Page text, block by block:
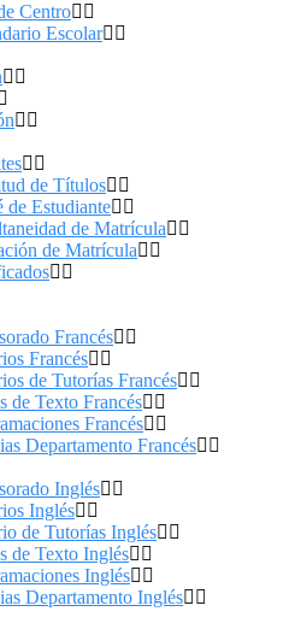
Centro
Escolar
de Títulos
de Estudiante
de Matrícula
de Matrícula
Francés
Francés
de Tutorías Francés
de Texto Francés
Francés
Departamento Francés
Inglés
Inglés
de Tutorías Inglés
de Texto Inglés
Inglés
Departamento Inglés